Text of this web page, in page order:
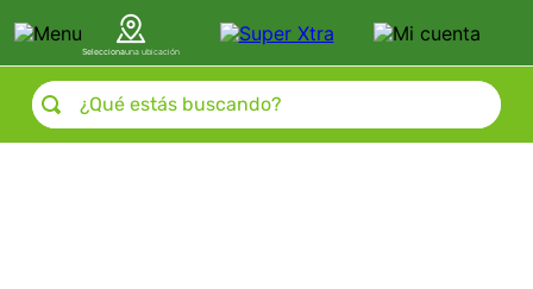
Seleccionauna ubicación
¿Qué estás buscando?